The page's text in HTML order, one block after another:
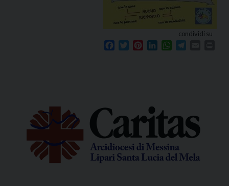
condividi su
Facebook
TwitterPinterestLinkedInWhatsApp